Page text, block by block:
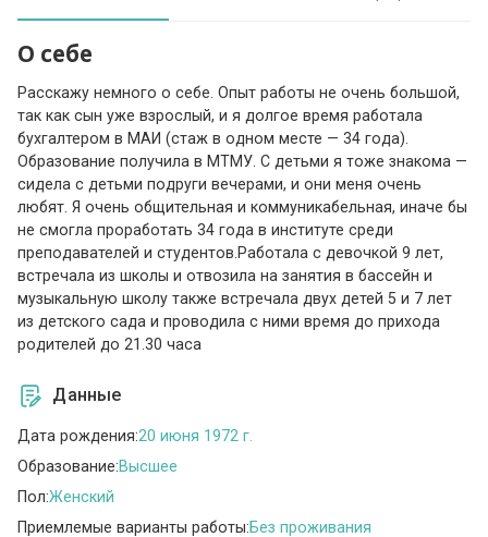
О себе
Расскажу немного о себе. Опыт работы не очень большой,
так как сын уже взрослый, и я долгое время работала
бухгалтером в МАИ (стаж в одном месте — 34 года).
Образование получила в МТМУ. С детьми я тоже знакома —
сидела с детьми подруги вечерами, и они меня очень
любят. Я очень общительная и коммуникабельная, иначе бы
не смогла проработать 34 года в институте среди
преподавателей и студентов.Работала с девочкой 9 лет,
встречала из школы и отвозила на занятия в бассейн и
музыкальную школу также встречала двух детей 5 и 7 лет
из детского сада и проводила с ними время до прихода
родителей до 21.30 часа
Данные
Дата рождения:20 июня 1972 г.
Образование:Высшее
Пол:Женский
Приемлемые варианты работы:Без проживания